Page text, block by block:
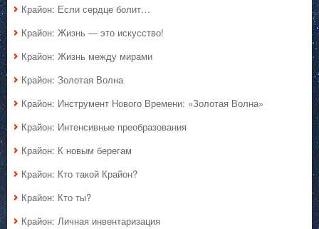
Крайон: Если сердце болит…
Крайон: Жизнь — это искусство!
Крайон: Жизнь между мирами
Крайон: Золотая Волна
Крайон: Инструмент Нового Времени: «Золотая Волна»
Крайон: Интенсивные преобразования
Крайон: К новым берегам
Крайон: Кто такой Крайон?
Крайон: Кто ты?
Крайон: Личная инвентаризация